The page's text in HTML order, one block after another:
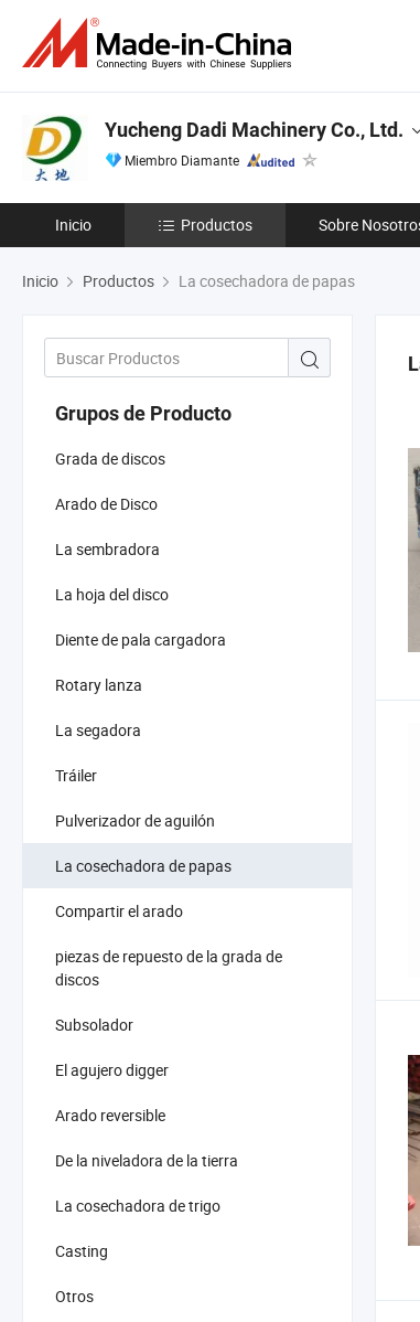
Yucheng Dadi Machinery Co., Ltd.
Miembro Diamante
Inicio Productos Sobre
Inicio Productos La cosechadora de papas
Grupos de Producto
Grada de discos
Arado de Disco
La sembradora
La hoja del disco
Diente de pala cargadora
Rotary lanza
La segadora
Tráiler
Pulverizador de aguilón
La cosechadora de papas
Compartir el arado
piezas de repuesto de la grada de
discos
Subsolador
El agujero digger
Arado reversible
De la niveladora de la tierra
La cosechadora de trigo
Casting
Otros